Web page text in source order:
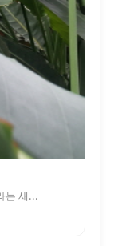
는 새...